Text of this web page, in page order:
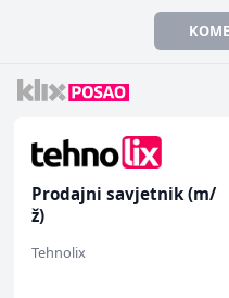
Prodajni savjetnik (m/
ž)
Tehnolix